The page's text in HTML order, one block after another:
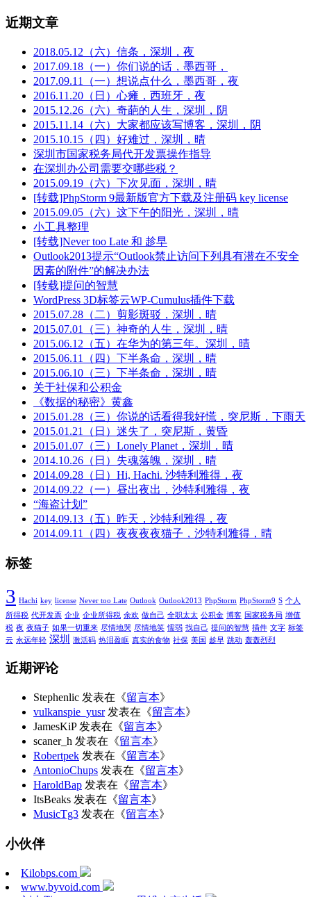
近期文章
2018.05.12（六）信条，深圳，夜
2017.09.18（一）你们说的话，墨西哥，
2017.09.11（一）想说点什么，墨西哥，夜
2016.11.20（日）心瘫，西班牙，夜
2015.12.26（六）奇葩的人生，深圳，阴
2015.11.14（六）大家都应该写博客，深圳，阴
2015.10.15（四）好难过，深圳，晴
深圳市国家税务局代开发票操作指导
在深圳办公司需要交哪些税？
2015.09.19（六）下次见面，深圳，晴
[转载]PhpStorm 9最新版官方下载及注册码 key license
2015.09.05（六）这下午的阳光，深圳，晴
小工具整理
[转载]Never too Late 和 趁早
Outlook2013提示“Outlook禁止访问下列具有潜在不安全
因素的附件”的解决办法
[转载]提问的智慧
WordPress 3D标签云WP-Cumulus插件下载
2015.07.28（二）剪影斑驳，深圳，晴
2015.07.01（三）神奇的人生，深圳，晴
2015.06.12（五）在华为的第三年。深圳，晴
2015.06.11（四）下半条命，深圳，晴
2015.06.10（三）下半条命，深圳，晴
关于社保和公积金
《数据的秘密》黄鑫
2015.01.28（三）你说的话看得我好慌，突尼斯，下雨天
2015.01.21（日）迷失了，突尼斯，黄昏
2015.01.07（三）Lonely Planet，深圳，晴
2014.10.26（日）失魂落魄，深圳，晴
2014.09.28（日）Hi, Hachi. 沙特利雅得，夜
2014.09.22（一）昼出夜出，沙特利雅得，夜
“海盗计划”
2014.09.13（五）昨天，沙特利雅得，夜
2014.09.11（四）夜夜夜夜猫子，沙特利雅得，晴
标签
3 Hachi key license Never too Late Outlook Outlook2013 PhpStorm PhpStorm9 S 个人
所得税 代开发票 企业 企业所得税 余欢 做自己 全职太太 公积金 博客 国家税务局 增值
税 夜 夜猫子 如果一切重来 尽情地哭 尽情地笑 懦弱 找自己 提问的智慧 插件 文字 标签
云 永远年轻 深圳 激活码 热泪盈眶 真实的食物 社保 美国 趁早 跳动 轰轰烈烈
近期评论
Stephenlic 发表在《留言本》
vulkanspie_yusr发表在《留言本》
JamesKiP发表在《留言本》
scaner_h 发表在《留言本》
Robertpek 发表在《留言本》
AntonioChups 发表在《留言本》
HaroldBap 发表在《留言本》
ItsBeaks 发表在《留言本》
MusicTg3 发表在《留言本》
小伙伴
Kilobps.com
www.byvoid.com